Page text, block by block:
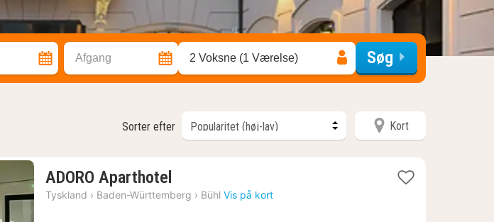
Afgang 2 Voksne (1 Værelse) Søg
Sorter efter Kort
ADORO Aparthotel
nat
Tyskland › Baden-Württemberg › Bühl Vis på kort